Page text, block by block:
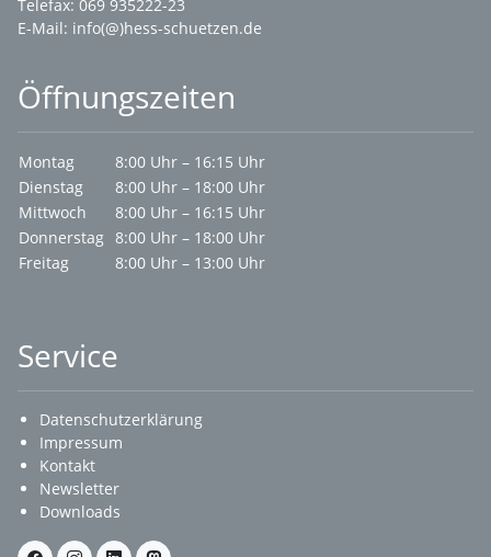
Telefax: 069 935222-23
E-Mail: info(@)hess-schuetzen.de
Öffnungszeiten
Montag
8:00 Uhr – 16:15 Uhr
Dienstag
8:00 Uhr – 18:00 Uhr
Mittwoch
8:00 Uhr – 16:15 Uhr
Donnerstag 8:00 Uhr – 18:00 Uhr
Freitag
8:00 Uhr – 13:00 Uhr
Service
Datenschutzerklärung
Impressum
Kontakt
Newsletter
Downloads